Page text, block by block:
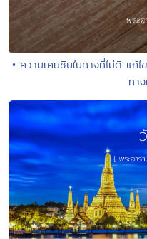
• ความเคยชินในทางที่ไม่ดี แก้
ทา